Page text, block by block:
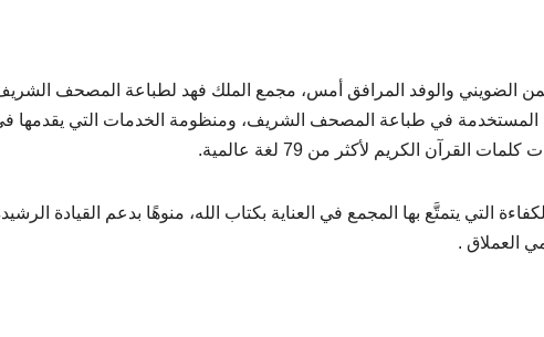
الضويني والوفد المرافق أمس، مجمع الملك فهد لطباعة المصحف
المستخدمة في طباعة المصحف الشريف، ومنظومة الخدمات التي يقدمها
الكريم لأكثر من 79 لغة عالمية.
التي يتمتَّع بها المجمع في العناية بكتاب الله، منوهًا بدعم القيادة
العملاق .